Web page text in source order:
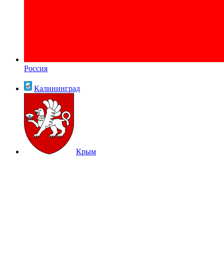
Россия
Калининград
Крым